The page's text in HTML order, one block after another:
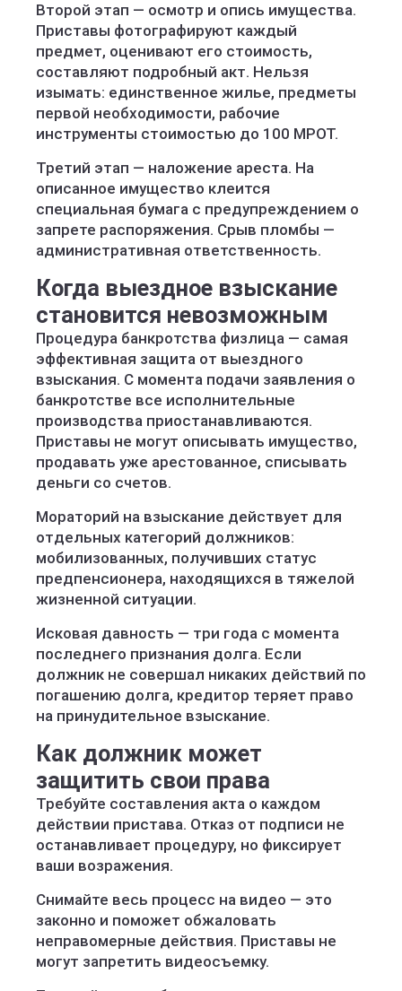
Второй этап — осмотр и опись имущества.
Приставы фотографируют каждый
предмет, оценивают его стоимость,
составляют подробный акт. Нельзя
изымать: единственное жилье, предметы
первой необходимости, рабочие
инструменты стоимостью до 100 МРОТ.
Третий этап — наложение ареста. На
описанное имущество клеится
специальная бумага с предупреждением о
запрете распоряжения. Срыв пломбы —
административная ответственность.
Когда выездное взыскание
становится невозможным
Процедура банкротства физлица — самая
эффективная защита от выездного
взыскания. С момента подачи заявления о
банкротстве все исполнительные
производства приостанавливаются.
Приставы не могут описывать имущество,
продавать уже арестованное, списывать
деньги со счетов.
Мораторий на взыскание действует для
отдельных категорий должников:
мобилизованных, получивших статус
предпенсионера, находящихся в тяжелой
жизненной ситуации.
Исковая давность — три года с момента
последнего признания долга. Если
должник не совершал никаких действий по
погашению долга, кредитор теряет право
на принудительное взыскание.
Как должник может
защитить свои права
Требуйте составления акта о каждом
действии пристава. Отказ от подписи не
останавливает процедуру, но фиксирует
ваши возражения.
Снимайте весь процесс на видео — это
законно и поможет обжаловать
неправомерные действия. Приставы не
могут запретить видеосъемку.